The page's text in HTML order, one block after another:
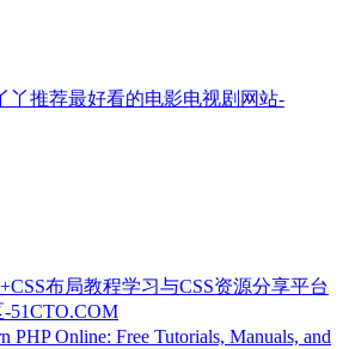
丫推荐最好看的电影电视剧网站-
布局教程学习与CSS资源分享平台
51CTO.COM
PHP Online: Free Tutorials, Manuals, and